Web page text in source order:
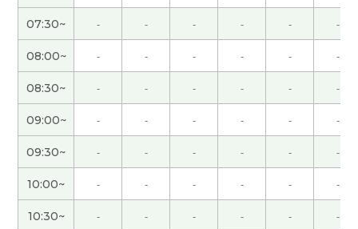
hana老师，谢谢您的课。三年前我爸、爸的朋友和
我儿子去滑过一次雪。那时候儿子看到姥爷滑雪的
样子，他滑得不错，很佩服姥爷。下周我爸妈、老
公和儿子要去打高尔夫球，我希望大家都很开心。
下次课见
いつもありがとうございます！次回もどうかよろし
くお願いします。
( 60代 男性 )
いつも楽しいレッスンをありがとうございます。次
回もどうかよろしくお願いします。
( 60代 男性 )
07:30~ - - - - - -
08:00~ - - - - - -
08:30~ - - - - - -
09:00~ - - - - - -
09:30~ - - - - - -
10:00~ - - - - - -
10:30~ - - - - - -